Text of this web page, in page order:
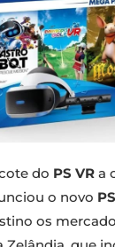
do PS VR a
o novo
os